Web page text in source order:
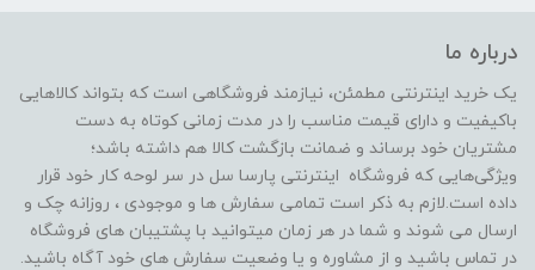
درباره ما
یک خرید اینترنتی مطمئن، نیازمند فروشگاهی است که بتواند کالاهایی
باکیفیت و دارای قیمت مناسب را در مدت زمانی کوتاه به دست
مشتریان خود برساند و ضمانت بازگشت کالا هم داشته باشد؛
ویژگی‌هایی که فروشگاه اینترنتی پارسا سل در سر لوحه کار خود قرار
داده است.لازم به ذکر است تمامی سفارش ها و موجودی ، روزانه چک و
ارسال می شوند و شما در هر زمان میتوانید با پشتیبان های فروشگاه
در تماس باشید و از مشاوره و یا وضعیت سفارش های خود آگاه باشید.